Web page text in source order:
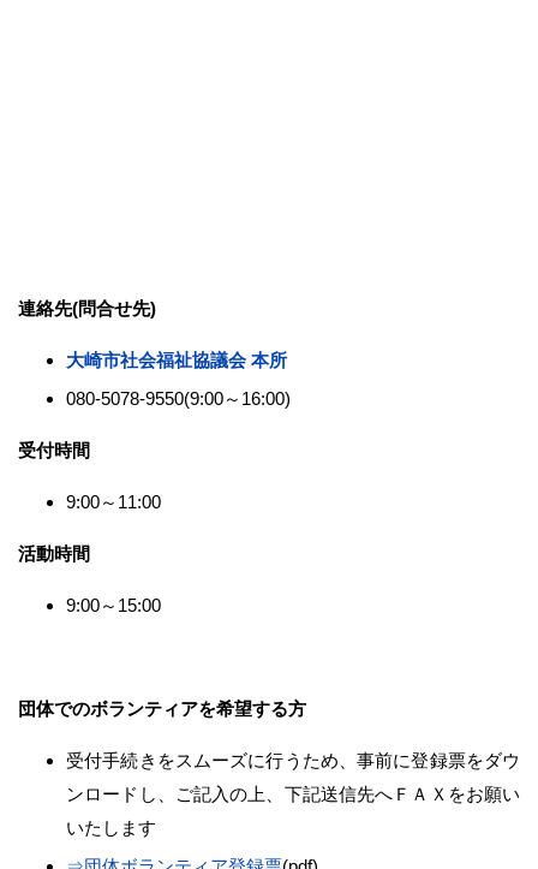
連絡先(問合せ先)
大崎市社会福祉協議会 本所
080-5078-9550(9:00～16:00)
受付時間
9:00～11:00
活動時間
9:00～15:00
団体でのボランティアを希望する方
受付手続きをスムーズに行うため、事前に登録票をダウ
ンロードし、ご記入の上、下記送信先へＦＡＸをお願い
いたします